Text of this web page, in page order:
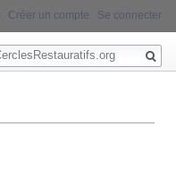
Créer un compte Se connecter